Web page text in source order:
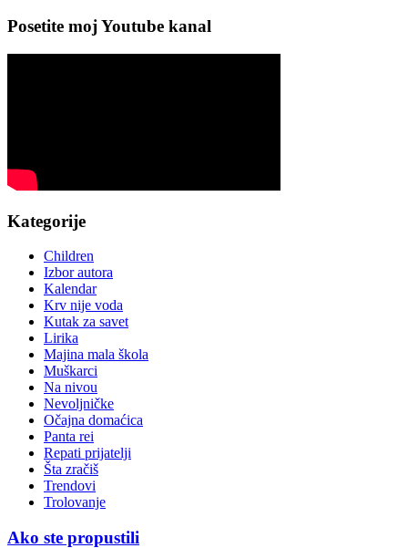
Posetite moj Youtube kanal
Kategorije
Children
Izbor autora
Kalendar
Krv nije voda
Kutak za savet
Lirika
Majina mala škola
Muškarci
Na nivou
Nevoljničke
Očajna domaćica
Panta rei
Repati prijatelji
Šta zračiš
Trendovi
Trolovanje
Ako ste propustili